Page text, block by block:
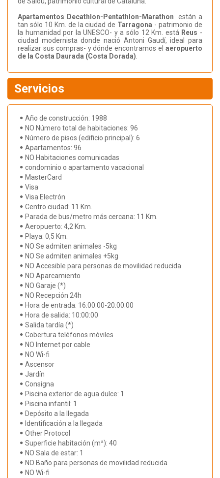
Apartamentos Decathlon-Pentathlon-Marathon
están a
tan sólo 10 Km. de la ciudad de Tarragona - patrimonio de
la humanidad por la UNESCO- y a sólo 12 Km. está Reus -
ciudad modernista donde nació Antoni Gaudí, ideal para
realizar sus compras- y dónde encontramos el aeropuerto
de la Costa Daurada (Costa Dorada)
Servicios
Año de construcción: 1988
NO Número total de habitaciones: 96
Número de pisos (edificio principal): 6
Apartamentos: 96
NO Habitaciones comunicadas
condominio o apartamento vacacional
MasterCard
Visa
Visa Electrón
Centro ciudad: 11 Km.
Parada de bus/metro más cercana: 11 Km.
Aeropuerto: 4,2 Km.
Playa: 0,5 Km.
NO Se admiten animales -5kg
NO Se admiten animales +5kg
NO Accesible para personas de movilidad reducida
NO Aparcamiento
NO Garaje (*)
NO Recepción 24h
Hora de entrada: 16:00:00-20:00:00
Hora de salida: 10:00:00
Salida tardía (*)
Cobertura teléfonos móviles
NO Internet por cable
NO Wi-fi
Ascensor
Jardín
Consigna
Piscina exterior de agua dulce: 1
Piscina infantil: 1
Depósito a la llegada
Identificación a la llegada
Other Protocol
Superficie habitación (m²): 40
NO Sala de estar: 1
NO Baño para personas de movilidad reducida
NO Wi-fi